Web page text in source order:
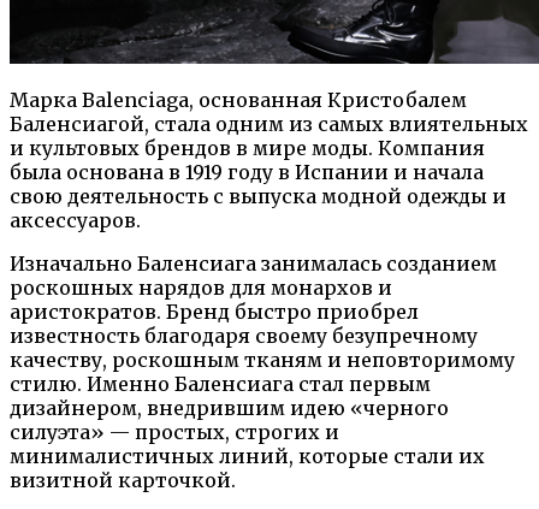
Марка Balenciaga, основанная Кристобалем
Баленсиагой, стала одним из самых влиятельных
и культовых брендов в мире моды. Компания
была основана в 1919 году в Испании и начала
свою деятельность с выпуска модной одежды и
аксессуаров.
Изначально Баленсиага занималась созданием
роскошных нарядов для монархов и
аристократов. Бренд быстро приобрел
известность благодаря своему безупречному
качеству, роскошным тканям и неповторимому
стилю. Именно Баленсиага стал первым
дизайнером, внедрившим идею «черного
силуэта» — простых, строгих и
минималистичных линий, которые стали их
визитной карточкой.